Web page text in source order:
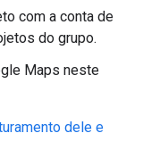
com a conta de
do grupo.
Maps neste
dele e